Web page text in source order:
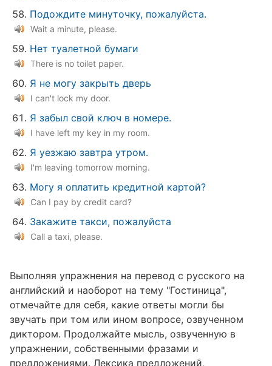
Подождите минуточку, пожалуйста.
Wait a minute, please.
Нет туалетной бумаги
There is no toilet paper.
Я не могу закрыть дверь
I can't lock my door.
Я забыл свой ключ в номере.
I have left my key in my room.
Я уезжаю завтра утром.
I'm leaving tomorrow morning.
Могу я оплатить кредитной картой?
Can I pay by credit card?
Закажите такси, пожалуйста
Call a taxi, please.
Выполняя упражнения на перевод с русского на
английский и наоборот на тему "Гостиница",
отмечайте для себя, какие ответы могли бы
звучать при том или ином вопросе, озвученном
диктором. Продолжайте мысль, озвученную в
упражнении, собственными фразами и
предложениями. Лексика предложений,